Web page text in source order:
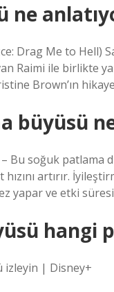
ne
Drag Me to Hell)
Raimi ile birlikte
Brown’ın
büyüsü
Bu soğuk patlama
artırır.
yapar ve etki
hangi
izleyin | Disney+